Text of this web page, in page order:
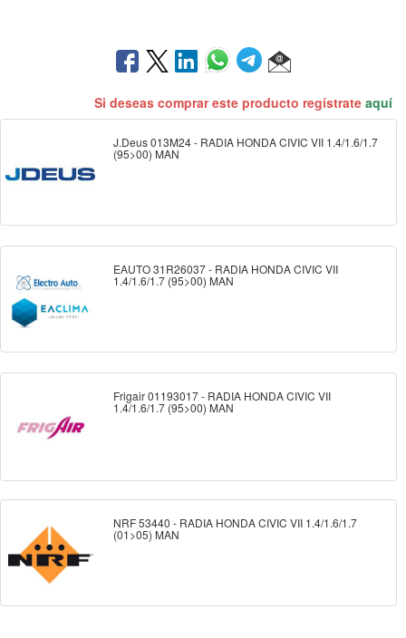
Si deseas comprar este producto regístrate aquí
J.Deus 013M24 - RADIA HONDA CIVIC VII 1.4/1.6/1.7
(95>00) MAN
EAUTO 31R26037 - RADIA HONDA CIVIC VII
1.4/1.6/1.7 (95>00) MAN
Frigair 01193017 - RADIA HONDA CIVIC VII
1.4/1.6/1.7 (95>00) MAN
NRF 53440 - RADIA HONDA CIVIC VII 1.4/1.6/1.7
(01>05) MAN